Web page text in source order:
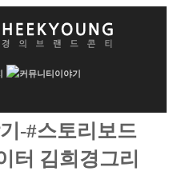
이야기
-#스토리보드
터 김희경그리